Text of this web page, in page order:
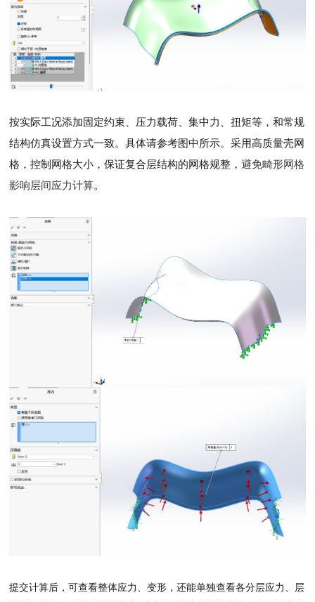
按实际工况添加固定约束、压力载荷、集中力、扭矩等，和常规
结构仿真设置方式一致。具体请参考图中所示。采用高质量壳网
格，控制网格大小，保证复合层结构的网格规整，避免畸形网格
影响层间应力计算。
提交计算后，可查看整体应力、变形，还能单独查看各分层应力、层